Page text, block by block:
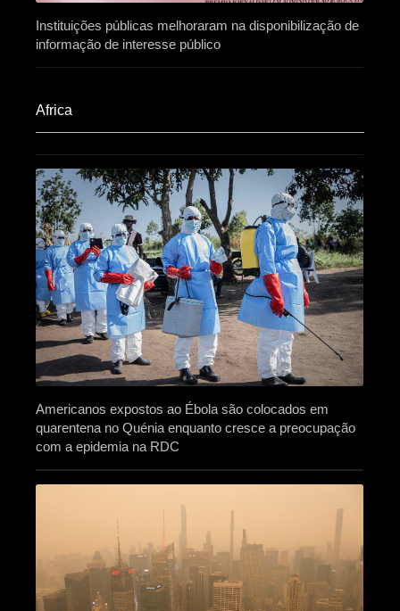
Instituições públicas melhoraram na disponibilização de
informação de interesse público
Africa​
Americanos expostos ao Ébola são colocados em
quarentena no Quénia enquanto cresce a preocupação
com a epidemia na RDC